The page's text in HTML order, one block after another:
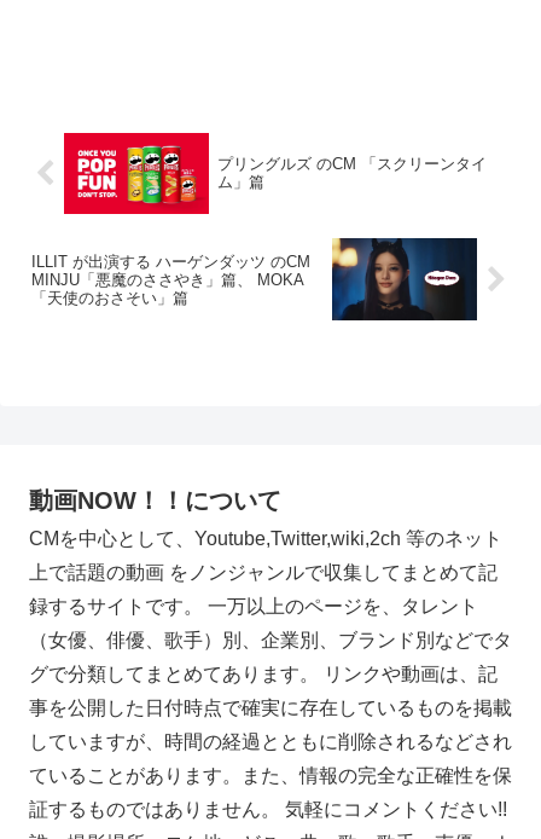
プリングルズ のCM 「スクリーンタイ
ム」篇
ILLIT が出演する ハーゲンダッツ のCM
MINJU「悪魔のささやき」篇、 MOKA
「天使のおさそい」篇
動画NOW！！について
CMを中心として、Youtube,Twitter,wiki,2ch 等のネット
上で話題の動画 をノンジャンルで収集してまとめて記
録するサイトです。 一万以上のページを、タレント
（女優、俳優、歌手）別、企業別、ブランド別などでタ
グで分類してまとめてあります。 リンクや動画は、記
事を公開した日付時点で確実に存在しているものを掲載
していますが、時間の経過とともに削除されるなどされ
ていることがあります。また、情報の完全な正確性を保
証するものではありません。 気軽にコメントください!!